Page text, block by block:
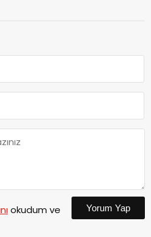
okudum ve
Yorum Yap